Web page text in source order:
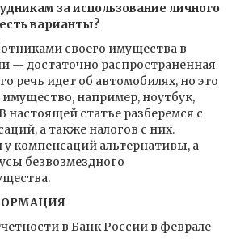
за использование личного
варианты?
своего имущества в
— достаточно распространенная
речь идет об автомобилях, но это
например, ноутбук,
настоящей статье разберемся с
а также налогов с них.
компенсаций альтернативы, а
безвозмездного
в Банк России в феврале